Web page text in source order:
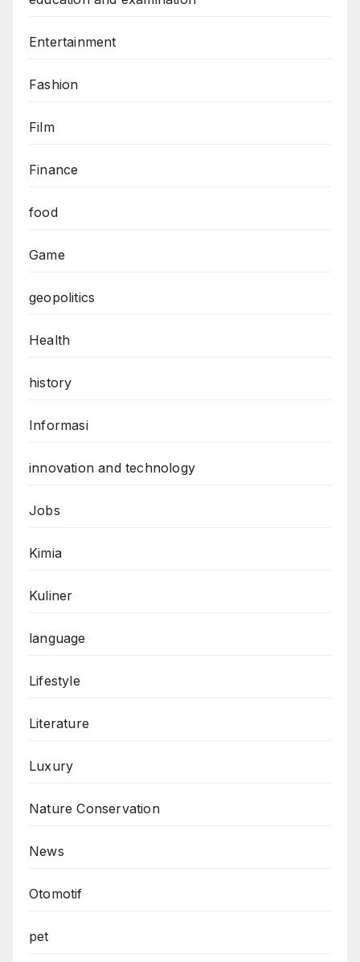
Entertainment
Fashion
Film
Finance
food
Game
geopolitics
Health
history
Informasi
innovation and technology
Jobs
Kimia
Kuliner
language
Lifestyle
Literature
Luxury
Nature Conservation
News
Otomotif
pet